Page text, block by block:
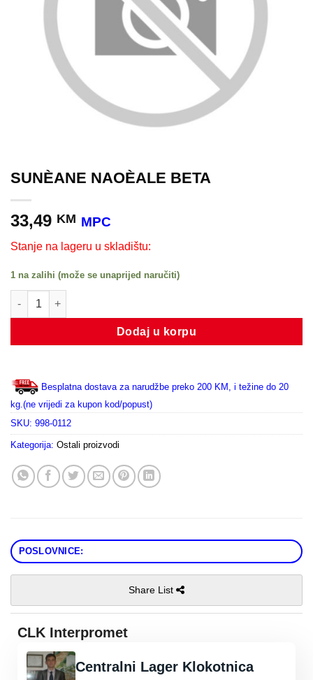
SUNÈANE NAOÈALE BETA
33,49 KM MPC
Stanje na lageru u skladištu:
1 na zalihi (može se unaprijed naručiti)
SUNÈANE NAOÈALE BETA količina
Dodaj u korpu
Besplatna dostava za narudžbe preko 200 KM, i težine do 20
kg.(ne vrijedi za kupon kod/popust)
SKU: 998-0112
Kategorija: Ostali proizvodi
POSLOVNICE:
Share List
CLK Interpromet
Centralni Lager Klokotnica